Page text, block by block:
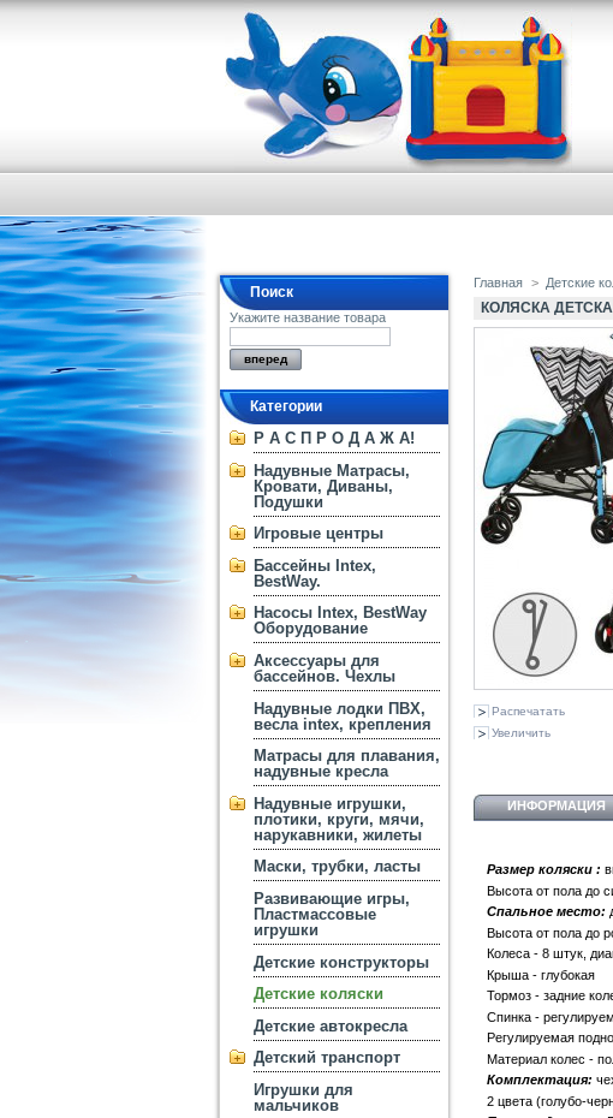
Поиск
Укажите название товара
Категории
Р А С П Р О Д А Ж А!
Надувные Матрасы,
Кровати, Диваны,
Подушки
Игровые центры
Бассейны Intex,
BestWay.
Насосы Intex, BestWay
Оборудование
Аксессуары для
бассейнов. Чехлы
Надувные лодки ПВХ,
весла intex, крепления
Матрасы для плавания,
надувные кресла
Надувные игрушки,
плотики, круги, мячи,
нарукавники, жилеты
Маски, трубки, ласты
Развивающие игры,
Пластмассовые
игрушки
Детские конструкторы
Детские коляски
Детские автокресла
Детский транспорт
Игрушки для
мальчиков
Главная > Детские
КОЛЯСКА
Распечатать
Увеличить
ИНФОРМАЦИЯ
Размер коляски :
Высота от пола до
Спальное место:
Высота от пола до
Колеса - 8 штук,
Крыша - глубокая
Тормоз - задние
Спинка -
Регулируемая
Материал колес -
Комплектация:
2 цвета (голубо-